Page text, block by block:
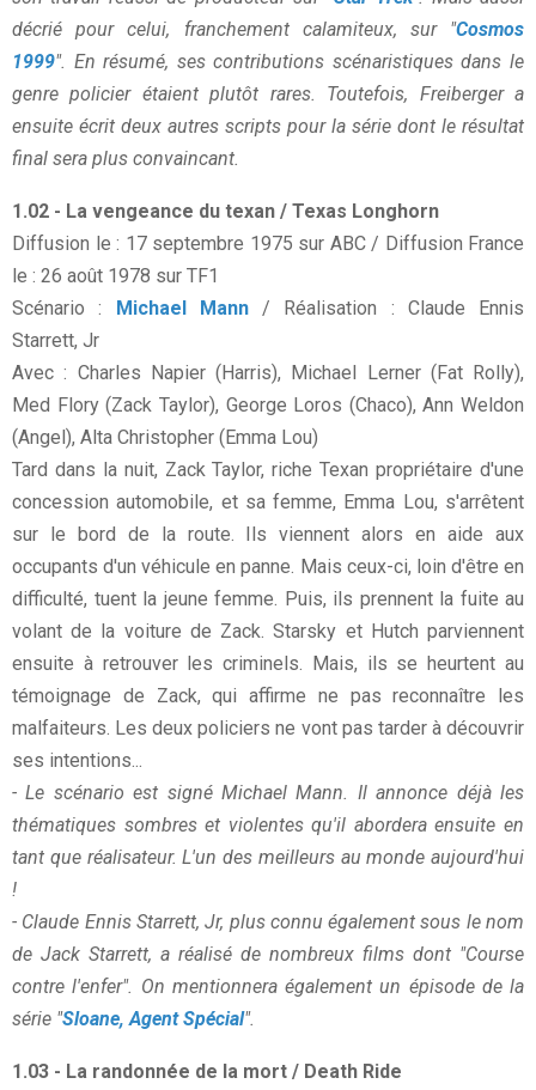
décrié pour celui, franchement calamiteux, sur "Cosmos
1999". En résumé, ses contributions scénaristiques dans le
genre policier étaient plutôt rares. Toutefois, Freiberger a
ensuite écrit deux autres scripts pour la série dont le résultat
final sera plus convaincant.
1.02 - La vengeance du texan / Texas Longhorn
Diffusion le : 17 septembre 1975 sur ABC / Diffusion France
le : 26 août 1978 sur TF1
Scénario : Michael Mann/ Réalisation : Claude Ennis
Starrett, Jr
Avec : Charles Napier (Harris), Michael Lerner (Fat Rolly),
Med Flory (Zack Taylor), George Loros (Chaco), Ann Weldon
(Angel), Alta Christopher (Emma Lou)
Tard dans la nuit, Zack Taylor, riche Texan propriétaire d'une
concession automobile, et sa femme, Emma Lou, s'arrêtent
sur le bord de la route. Ils viennent alors en aide aux
occupants d'un véhicule en panne. Mais ceux-ci, loin d'être en
difficulté, tuent la jeune femme. Puis, ils prennent la fuite au
volant de la voiture de Zack. Starsky et Hutch parviennent
ensuite à retrouver les criminels. Mais, ils se heurtent au
témoignage de Zack, qui affirme ne pas reconnaître les
malfaiteurs. Les deux policiers ne vont pas tarder à découvrir
ses intentions...
- Le scénario est signé Michael Mann. Il annonce déjà les
thématiques sombres et violentes qu'il abordera ensuite en
tant que réalisateur. L'un des meilleurs au monde aujourd'hui
!
- Claude Ennis Starrett, Jr, plus connu également sous le nom
de Jack Starrett, a réalisé de nombreux films dont "Course
contre l'enfer". On mentionnera également un épisode de la
série "Sloane, Agent Spécial".
1.03 - La randonnée de la mort / Death Ride